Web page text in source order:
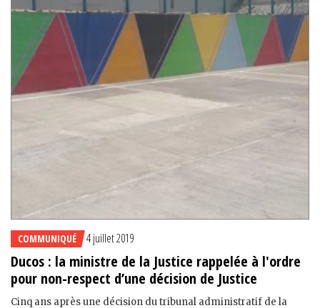
COMMUNIQUÉ 4 juillet 2019
Ducos : la ministre de la Justice rappelée à l'ordre
pour non-respect d’une décision de Justice
Cinq ans après une décision du tribunal administratif de la